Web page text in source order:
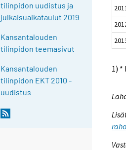
tilinpidon uudistus ja
julkaisuaikataulut 2019
Kansantalouden
tilinpidon teemasivut
Kansantalouden
tilinpidon EKT 2010 -
uudistus
1)